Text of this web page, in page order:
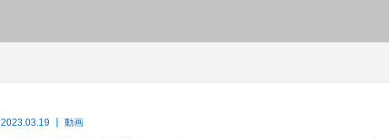
2023.03.19 動画